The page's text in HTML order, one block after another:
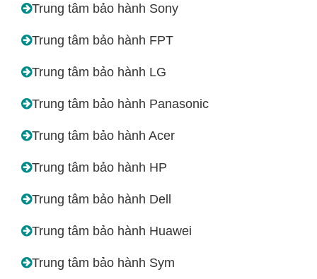
Trung tâm bảo hành Sony
Trung tâm bảo hành FPT
Trung tâm bảo hành LG
Trung tâm bảo hành Panasonic
Trung tâm bảo hành Acer
Trung tâm bảo hành HP
Trung tâm bảo hành Dell
Trung tâm bảo hành Huawei
Trung tâm bảo hành Sym